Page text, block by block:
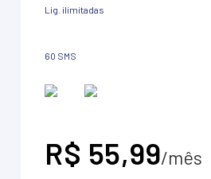
Lig. ilimitadas
60 SMS
R$ 55,99/mês